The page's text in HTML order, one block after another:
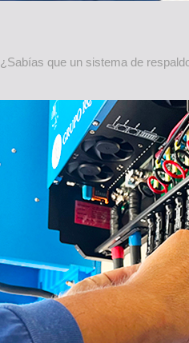
¿Sabías que un sistema de